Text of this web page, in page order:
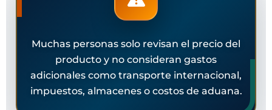
Muchas personas solo revisan el precio del
producto y no consideran gastos
adicionales como transporte internacional,
impuestos, almacenes o costos de aduana.